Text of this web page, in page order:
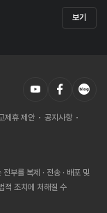
보기
제휴 제안
공지사항
부를 복제 · 전송 · 배포 및
적 조치에 처해질 수